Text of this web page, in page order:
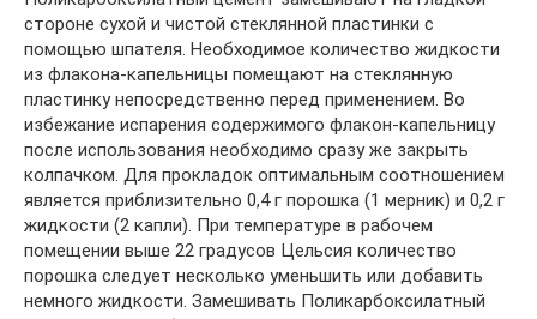
стороне сухой и чистой стеклянной пластинки с
помощью шпателя. Необходимое количество жидкости
из флакона-капельницы помещают на стеклянную
пластинку непосредственно перед применением. Во
избежание испарения содержимого флакон-капельницу
после использования необходимо сразу же закрыть
колпачком. Для прокладок оптимальным соотношением
является приблизительно 0,4 г порошка (1 мерник) и 0,2 г
жидкости (2 капли). При температуре в рабочем
помещении выше 22 градусов Цельсия количество
порошка следует несколько уменьшить или добавить
немного жидкости. Замешивать Поликарбоксилатный